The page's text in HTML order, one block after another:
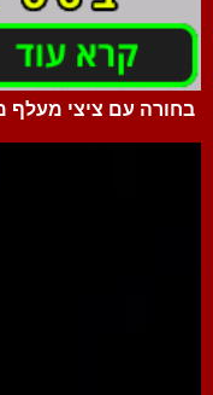
בחורה עם ציצי מעלף